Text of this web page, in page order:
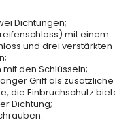
Dichtungen;
mit einem
und drei verstärkten
den Schlüsseln;
Griff als
die Einbruchschutz
Dichtung;